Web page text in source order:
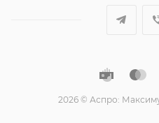
2026 © Аспро: